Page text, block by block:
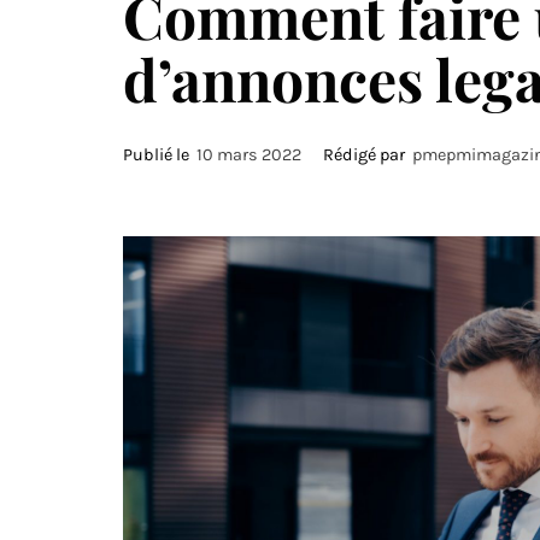
Comment
d’annonces
Publié le 10 mars 2022 Rédigé par